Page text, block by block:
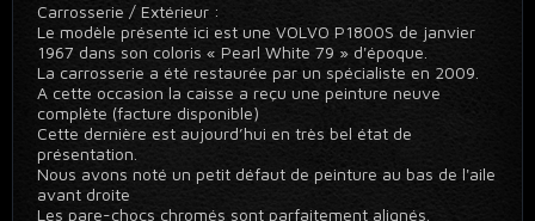
Carrosserie / Extérieur :
Le modèle présenté ici est une VOLVO P1800S de janvier
1967 dans son coloris « Pearl White 79 » d'époque.
La carrosserie a été restaurée par un spécialiste en 2009.
A cette occasion la caisse a reçu une peinture neuve
complète (facture disponible)
Cette dernière est aujourd’hui en très bel état de
présentation.
Nous avons noté un petit défaut de peinture au bas de l'aile
avant droite
Les pare-chocs chromés sont parfaitement alignés.